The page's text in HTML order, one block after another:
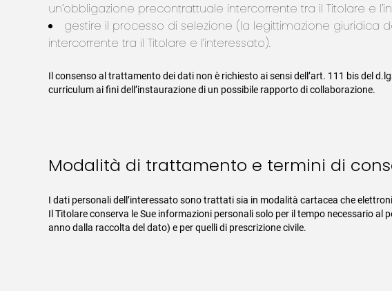
un’obbligazione precontrattuale intercorrente tra il Titolare e
gestire il processo di selezione (la legittimazione giuridica
intercorrente tra il Titolare e l’interessato).
Il consenso al trattamento dei dati non è richiesto ai sensi dell’art. 111 bis del
curriculum ai fini dell’instaurazione di un possibile rapporto di collaborazione.
Modalità di trattamento e termini di
I dati personali dell’interessato sono trattati sia in modalità cartacea che
Il Titolare conserva le Sue informazioni personali solo per il tempo necessario
anno dalla raccolta del dato) e per quelli di prescrizione civile.